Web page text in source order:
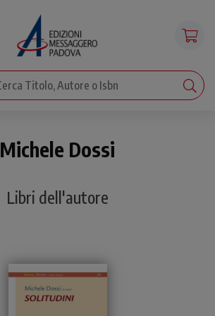
Michele Dossi
Libri dell'autore